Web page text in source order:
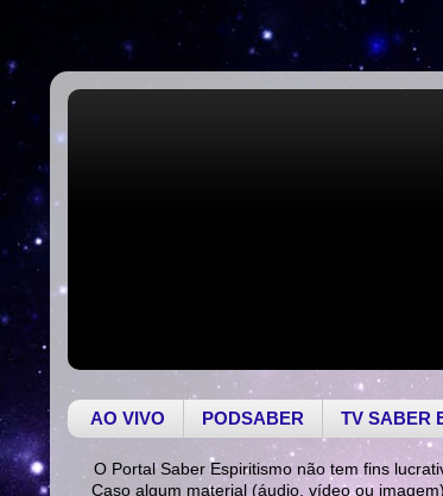
AO VIVO PODSABER TV SABER
O Portal Saber Espiritismo não tem fins
Caso algum material (áudio, vídeo ou